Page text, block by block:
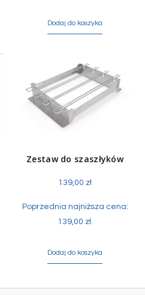
Dodaj do koszyka
Zestaw do szaszłyków
139,00 zł
Poprzednia najniższa cena:
139,00 zł.
Dodaj do koszyka